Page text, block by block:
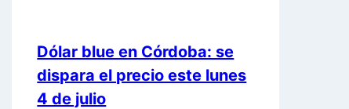
Dólar blue en Córdoba: se
dispara el precio este lunes
4 de julio